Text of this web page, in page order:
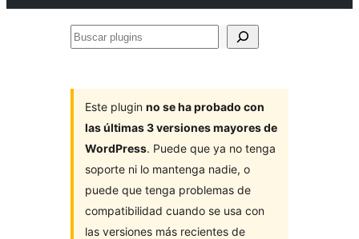
Buscar
Este plugin no se ha probado con
las últimas 3 versiones mayores de
WordPress. Puede que ya no tenga
soporte ni lo mantenga nadie, o
puede que tenga problemas de
compatibilidad cuando se usa con
las versiones más recientes de